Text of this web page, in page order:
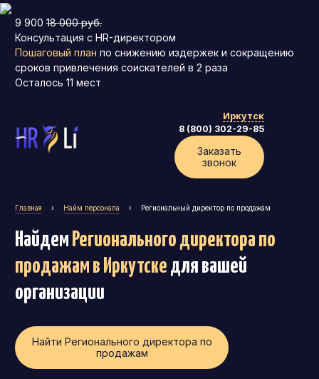
9 900 18 000 руб.
Консультация с HR-директором
Пошаговый план по снижению издержек и сокращению
сроков привлечения соискателей в 2 раза
Осталось 11 мест
Иркутск
8 (800) 302-29-85
Заказать
звонок
Главная › Найм персонала › Региональный директор по продажам
Найдем Регионального директора по
продажам в Иркутске для вашей
организации
Найти Регионального директора по
продажам